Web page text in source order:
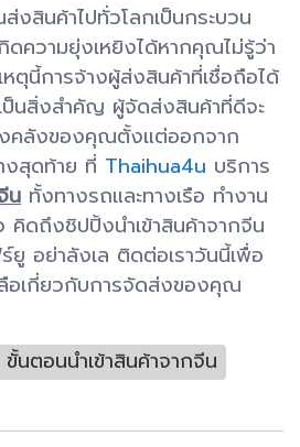
งสินค้าไปทั่วโลกเป็นกระบวน
ดความยุ่งเหยิงได้หากคุณไม่รู้ว่า
ตุนี้การจ้างผู้ส่งสินค้าที่เชื่อถือได้
ป็นสิ่งสำคัญ ผู้จัดส่งสินค้าที่ดีจะ
คลังของคุณตั้งแต่ออกจาก
งสุดท้าย ที่ Thaihua4u บริการ
น ทั้งทางรถและทางเรือ ทำงาน
คิดถึงชิปปิ้งนำเข้าสินค้าจากจีน
อย่าลังเล ติดต่อเราวันนี้เพื่อ
ลือเกี่ยวกับการจัดส่งของคุณ
ขั้นตอนนำเข้าสินค้าจากจีน